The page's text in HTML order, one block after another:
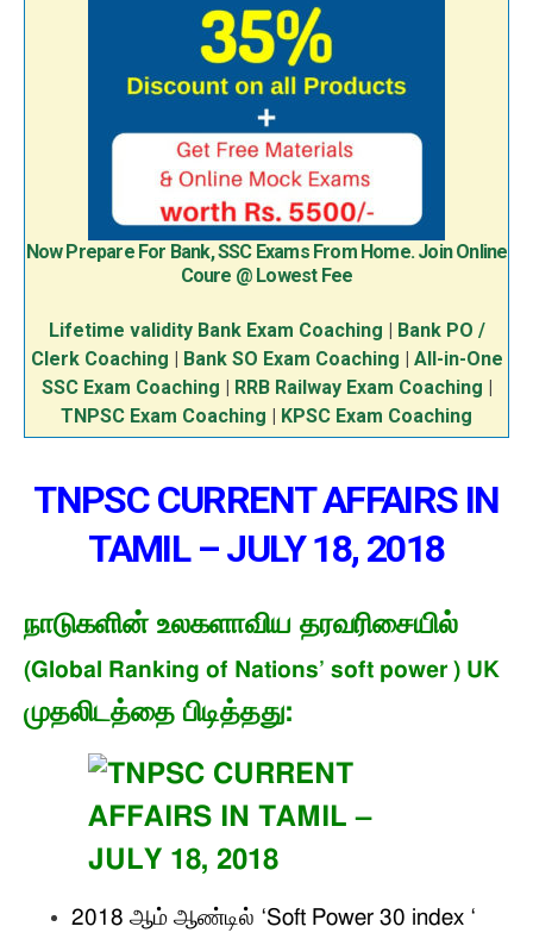
Now Prepare For Bank, SSC Exams From Home. Join Online
Coure @ Lowest Fee
Lifetime validity Bank Exam Coaching
Bank PO /
Clerk Coaching
Bank SO Exam Coaching
All-in-One
SSC Exam Coaching
RRB Railway Exam Coaching
TNPSC Exam Coaching
KPSC Exam Coaching
TNPSC CURRENT AFFAIRS IN
TAMIL – JULY 18, 2018
நாடுகளின் உலகளாவிய தரவரிசையில்
(Global Ranking of Nations’ soft power ) UK
முதலிடத்தை பிடித்தது:
2018 ஆம் ஆண்டில் ‘Soft Power 30 index ‘